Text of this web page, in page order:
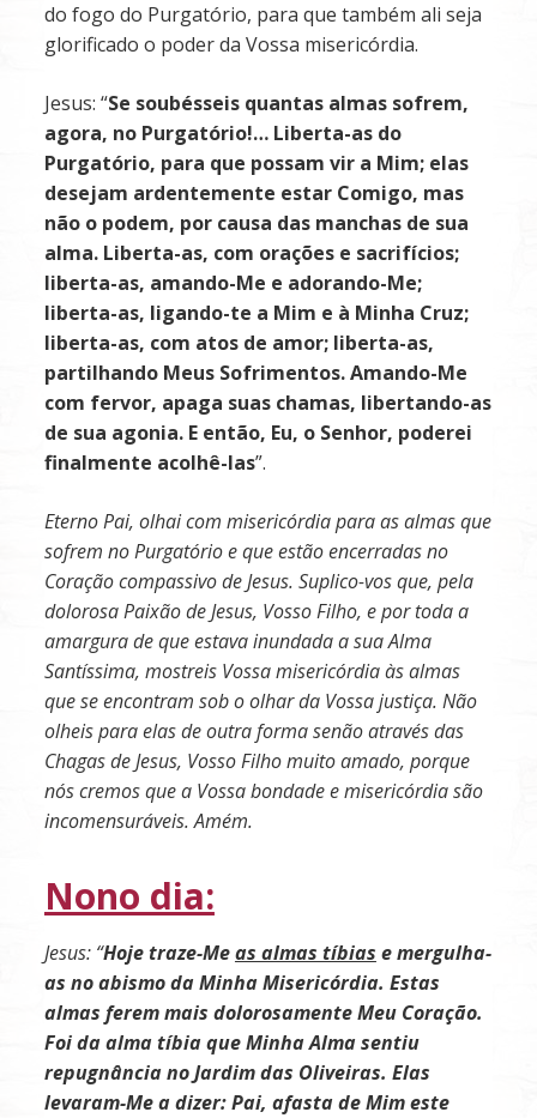
do fogo do Purgatório, para que também ali seja
glorificado o poder da Vossa misericórdia.
Jesus: “Se soubésseis quantas almas sofrem,
agora, no Purgatório!… Liberta-as do
Purgatório, para que possam vir a Mim; elas
desejam ardentemente estar Comigo, mas
não o podem, por causa das manchas de sua
alma. Liberta-as, com orações e sacrifícios;
liberta-as, amando-Me e adorando-Me;
liberta-as, ligando-te a Mim e à Minha Cruz;
liberta-as, com atos de amor; liberta-as,
partilhando Meus Sofrimentos.Amando-Me
com fervor, apaga suas chamas, libertando-as
de sua agonia. E então, Eu, o Senhor, poderei
finalmente acolhê-las”.
Eterno Pai, olhai com misericórdia para as almas que
sofrem no Purgatório e que estão encerradas no
Coração compassivo de Jesus. Suplico-vos que, pela
dolorosa Paixão de Jesus, Vosso Filho, e por toda a
amargura de que estava inundada a sua Alma
Santíssima, mostreis Vossa misericórdia às almas
que se encontram sob o olhar da Vossa justiça. Não
olheis para elas de outra forma senão através das
Chagas de Jesus, Vosso Filho muito amado, porque
nós cremos que a Vossa bondade e misericórdia são
incomensuráveis. Amém.
Nono dia:
Jesus: “Hoje traze-Meas almas tíbias e mergulha-
as no abismo da Minha Misericórdia. Estas
almas ferem mais dolorosamente Meu Coração.
Foi da alma tíbia que Minha Alma sentiu
repugnância no Jardim das Oliveiras. Elas
levaram-Me a dizer: Pai, afasta de Mim este